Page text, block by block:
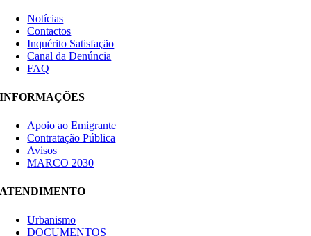
Notícias
Contactos
Inquérito Satisfação
Canal da Denúncia
FAQ
INFORMAÇÕES
Apoio ao Emigrante
Contratação Pública
Avisos
MARCO 2030
ATENDIMENTO
Urbanismo
DOCUMENTOS